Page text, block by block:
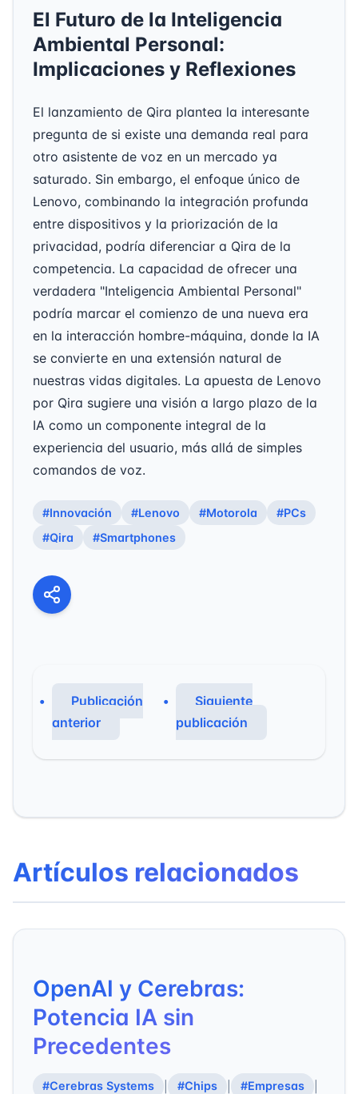
El Futuro de la Inteligencia
Ambiental Personal:
Implicaciones y Reflexiones
El lanzamiento de Qira plantea la interesante
pregunta de si existe una demanda real para
otro asistente de voz en un mercado ya
saturado. Sin embargo, el enfoque único de
Lenovo, combinando la integración profunda
entre dispositivos y la priorización de la
privacidad, podría diferenciar a Qira de la
competencia. La capacidad de ofrecer una
verdadera "Inteligencia Ambiental Personal"
podría marcar el comienzo de una nueva era
en la interacción hombre-máquina, donde la IA
se convierte en una extensión natural de
nuestras vidas digitales. La apuesta de Lenovo
por Qira sugiere una visión a largo plazo de la
IA como un componente integral de la
experiencia del usuario, más allá de simples
comandos de voz.
#Innovación #Lenovo #Motorola
#PCs
#Qira
#Smartphones
Publicación
anterior
Siguiente
publicación
Artículos relacionados
OpenAI y Cerebras:
Potencia IA sin
Precedentes
#Cerebras Systems #Chips #Empresas